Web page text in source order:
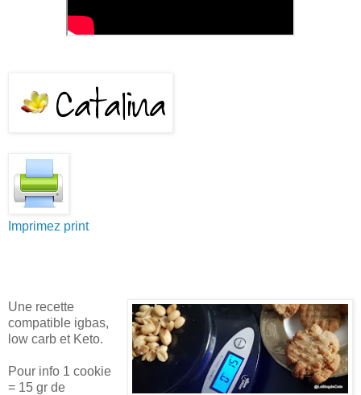
Imprimez print
Une recette
compatible igbas,
low carb et Keto.
Pour info 1 cookie
= 15 gr de